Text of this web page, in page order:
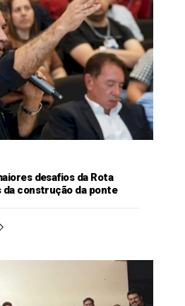
desafios da Rota
da construção da ponte